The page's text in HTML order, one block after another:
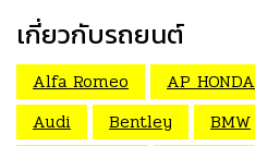
เกี่ยวกับรถยนต์
Alfa Romeo AP HONDA
Audi
Bentley BMW